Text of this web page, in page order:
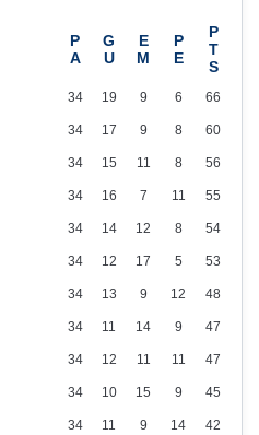
34 19 9 6 66
34 17 9 8 60
34 15 11 8 56
34 16 7 11 55
34 14 12 8 54
34 12 17 5 53
34 13 9 12 48
34 11 14 9 47
34 12 11 11 47
34 10 15 9 45
34 11 9 14 42